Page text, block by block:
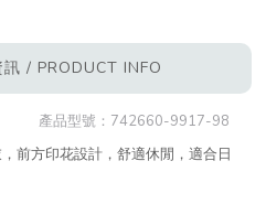
/ PRODUCT INFO
產品型號： 742660-9917-98
前方印花設計，舒適休閒，適合日